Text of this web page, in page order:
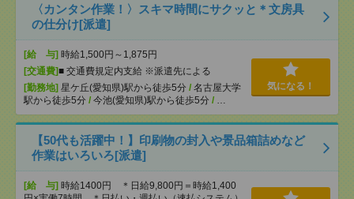
〈カンタン作業！〉スキマ時間にサクッと＊文房具
の仕分け[派遣]
[給 与] 時給1,500円～1,875円
[交通費]■ 交通費規定内支給 ※派遣先による
[勤務地] 星ケ丘(愛知県)駅から徒歩5分 / 名古屋大学
駅から徒歩5分 / 今池(愛知県)駅から徒歩5分 / …
気になる！
【50代も活躍中！】印刷物の封入や景品箱詰めなど
作業はいろいろ[派遣]
[給 与] 時給1400円 ＊日給9,800円＝時給1,400